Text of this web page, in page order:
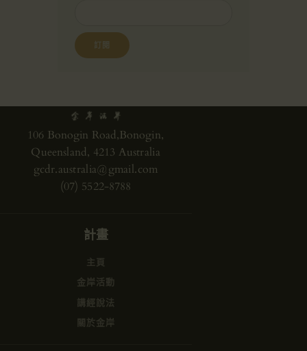
106 Bonogin Road,Bonogin,
Queensland, 4213 Australia
gcdr.australia@gmail.com
(07) 5522-8788
計畫
主頁
金岸活動
講經說法
關於金岸